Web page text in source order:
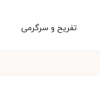
تفریح و سرگرمی